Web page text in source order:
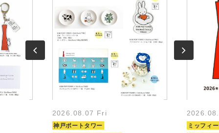
2026.08.07 Fri
神戸ポートタワー
ミッフィー